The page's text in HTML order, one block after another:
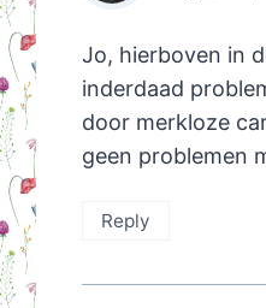
Jo, hierboven in
inderdaad
door merkloze
geen problemen
Reply